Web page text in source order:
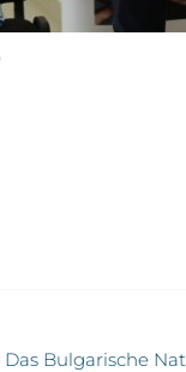
Das Bulgarische